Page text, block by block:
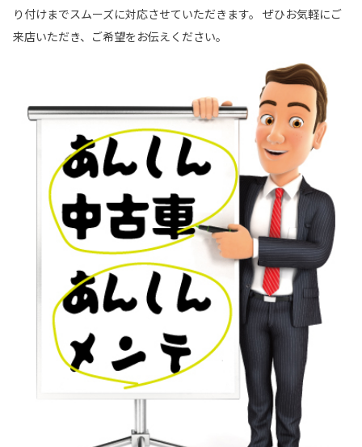
り付けまでスムーズに対応させていただきます。 ぜひお気軽にご
来店いただき、ご希望をお伝えください。